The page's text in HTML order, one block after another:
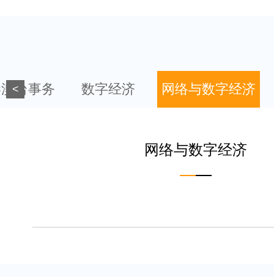
台事务 数字经济 网络与数字经济
<
网络与数字经济